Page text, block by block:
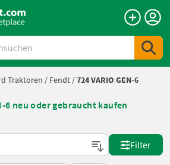
Traktoren / Fendt /724 VARIO GEN-6
6 neu oder gebraucht kaufen
sortiert
Filter